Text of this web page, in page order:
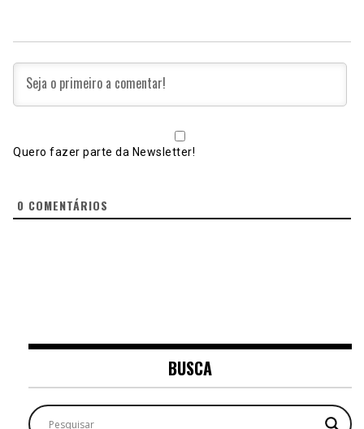
Quero fazer parte da Newsletter!
0 COMENTÁRIOS
BUSCA